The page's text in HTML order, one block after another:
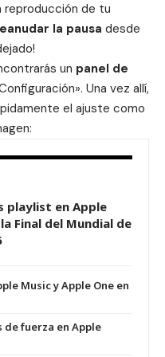
reproducción de tu
la pausa desde
un panel de
Una vez allí,
el ajuste como
playlist en Apple
Final del Mundial de
Music y Apple One en
de fuerza en Apple